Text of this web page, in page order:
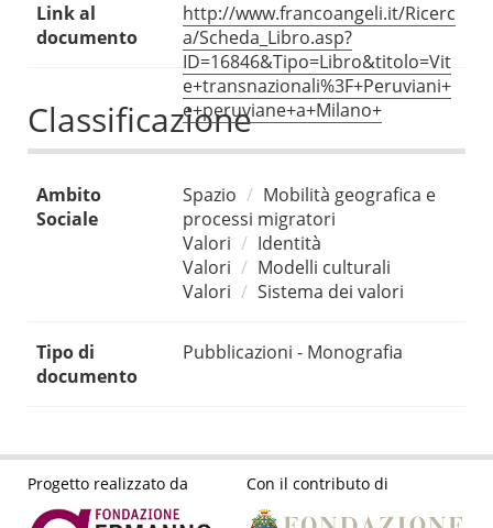
Link al
documento
http://www.francoangeli.it/Ricerc
a/Scheda_Libro.asp?
ID=16846&Tipo=Libro&titolo=Vit
e+transnazionali%3F+Peruviani+
e+peruviane+a+Milano+
Classificazione
Ambito
Sociale
Spazio
Mobilità geografica e
processi migratori
Valori
Identità
Valori
Modelli culturali
Valori
Sistema dei valori
Tipo di
documento
Pubblicazioni - Monografia
Progetto realizzato da Con il contributo di